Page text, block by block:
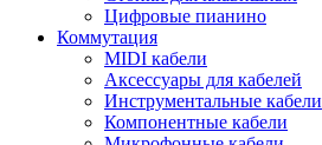
Цифровые пианино
Коммутация
MIDI кабели
Аксессуары для кабелей
Инструментальные кабели
Компонентные кабели